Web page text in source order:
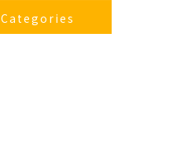
Categories